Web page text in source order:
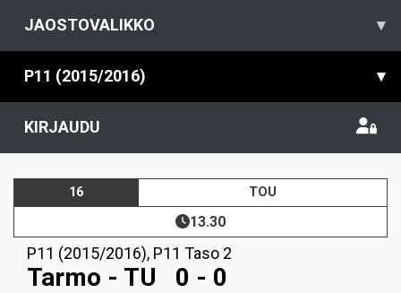
JAOSTOVALIKKO ▾
P11 (2015/2016) ▾
KIRJAUDU
16 TOU
13.30
P11 (2015/2016), P11 Taso 2
Tarmo - TU 0 - 0